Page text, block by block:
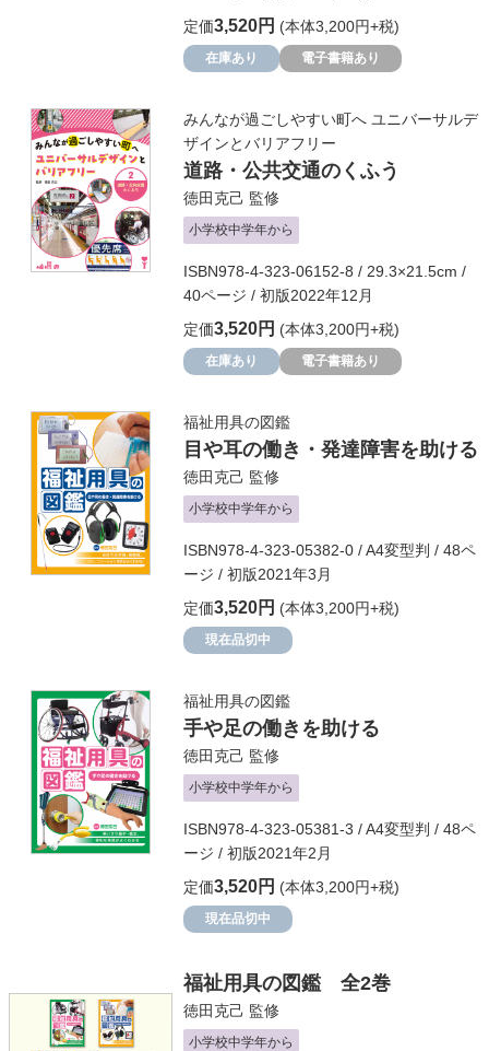
定価3,520円 (本体3,200円+税)
在庫あり 電子書籍あり
みんなが過ごしやすい町へ ユニバーサルデ
ザインとバリアフリー
道路・公共交通のくふう
徳田克己 監修
小学校中学年から
ISBN978-4-323-06152-8 / 29.3×21.5cm /
40ページ / 初版2022年12月
定価3,520円 (本体3,200円+税)
在庫あり 電子書籍あり
福祉用具の図鑑
目や耳の働き・発達障害を助ける
徳田克己 監修
小学校中学年から
ISBN978-4-323-05382-0 / A4変型判 / 48ペ
ージ / 初版2021年3月
定価3,520円 (本体3,200円+税)
現在品切中
福祉用具の図鑑
手や足の働きを助ける
徳田克己 監修
小学校中学年から
ISBN978-4-323-05381-3 / A4変型判 / 48ペ
ージ / 初版2021年2月
定価3,520円 (本体3,200円+税)
現在品切中
福祉用具の図鑑 全2巻
徳田克己 監修
小学校中学年から